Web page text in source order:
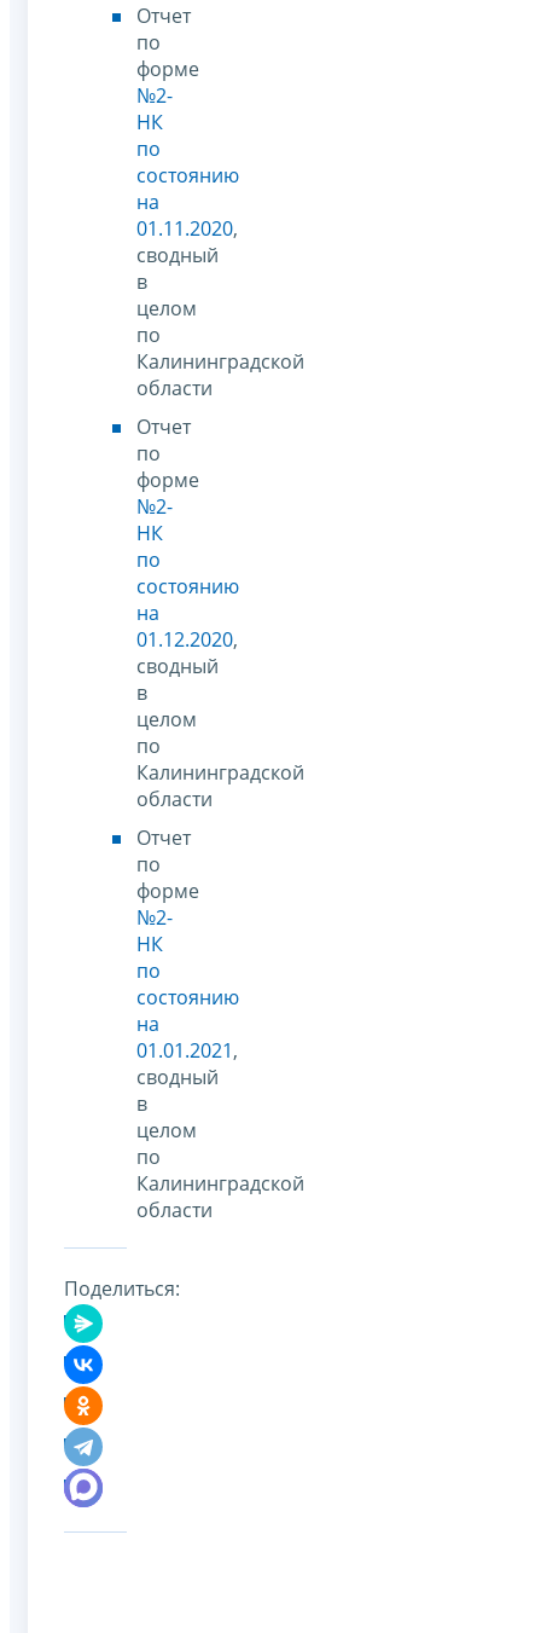
Отчет
по
форме
№2-
НК
по
состоянию
на
01.11.2020,
сводный
в
целом
по
Калининградской
области
Отчет
по
форме
№2-
НК
по
состоянию
на
01.12.2020,
сводный
в
целом
по
Калининградской
области
Отчет
по
форме
№2-
НК
по
состоянию
на
01.01.2021,
сводный
в
целом
по
Калининградской
области
Поделиться: